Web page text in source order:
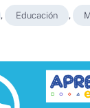
, Educación ,